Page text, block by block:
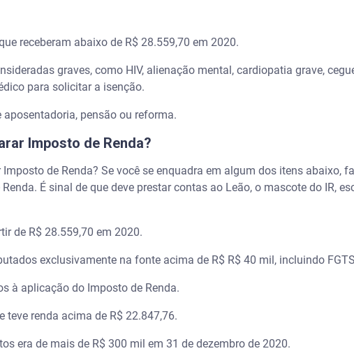
receberam abaixo de R$ 28.559,70 em 2020.
graves, como HIV, alienação mental, cardiopatia grave,
para solicitar a isenção.
pensão ou reforma.
Imposto de Renda?
de Renda? Se você se enquadra em algum dos itens abaixo,
É sinal de que deve prestar contas ao Leão, o mascote do IR,
de R$ 28.559,70 em 2020.
exclusivamente na fonte acima de R$ R$ 40 mil, incluindo
à aplicação do Imposto de Renda.
teve renda acima de R$ 22.847,76.
era de mais de R$ 300 mil em 31 de dezembro de 2020.